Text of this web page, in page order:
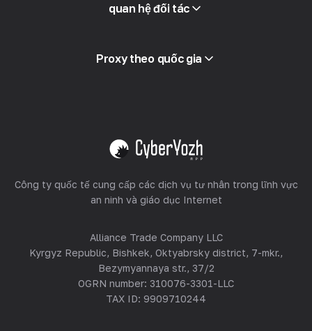
Tích hợp
quan hệ đối tác
Chương trình đối tác
Bán lại
Proxy theo quốc gia
Xem tất cả
Công ty quốc tế cung cấp các dịch vụ tư nhân trong lĩnh vực
an ninh và giáo dục Internet
Alliance Trade Company LLC
Kyrgyz Republic, Bishkek, Oktyabrsky district, 7-mkr.,
Bezymyannaya str., 37/2
OGRN number: 310076-3301-LLC
TAX ID: 9909710244